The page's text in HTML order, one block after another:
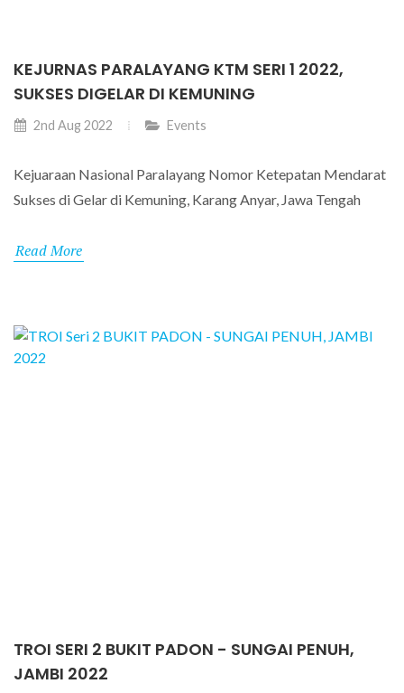
KEJURNAS PARALAYANG KTM SERI 1 2022,
SUKSES DIGELAR DI KEMUNING
2nd Aug 2022 Events
Kejuaraan Nasional Paralayang Nomor Ketepatan Mendarat
Sukses di Gelar di Kemuning, Karang Anyar, Jawa Tengah
Read More
TROI SERI 2 BUKIT PADON - SUNGAI PENUH,
JAMBI 2022